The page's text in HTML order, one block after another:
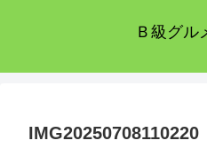
Ｂ級グル
IMG20250708110220